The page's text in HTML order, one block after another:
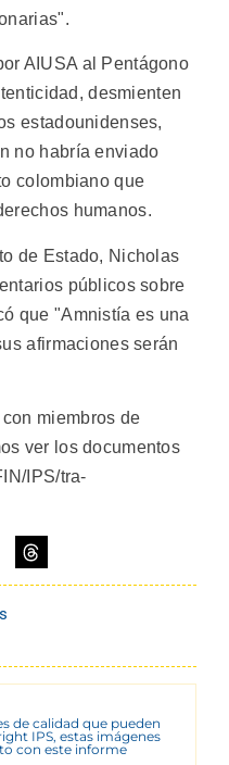
AIUSA al Pentágono
desmienten
estadounidenses,
no habría enviado
colombiano que
humanos.
de Estado, Nicholas
públicos sobre
que "Amnistía es una
afirmaciones serán
miembros de
ver los documentos
IPS/tra-
de calidad que pueden
IPS, estas imágenes
con este informe